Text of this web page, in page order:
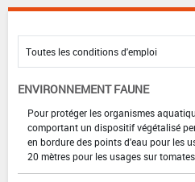
ENVIRONNEMENT FAUNE
Pour protéger les organismes
comportant un dispositif végétalisé
en bordure des points d'eau pour les
20 mètres pour les usages sur